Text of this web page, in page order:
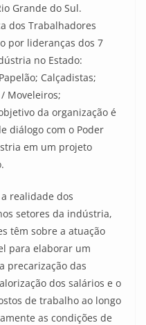
Grande do Sul.
dos Trabalhadores
por lideranças dos 7
no Estado:
Calçadistas;
Moveleiros;
da organização é
diálogo com o Poder
em um projeto
realidade dos
setores da indústria,
têm sobre a atuação
para elaborar um
precarização das
dos salários e o
de trabalho ao longo
as condições de